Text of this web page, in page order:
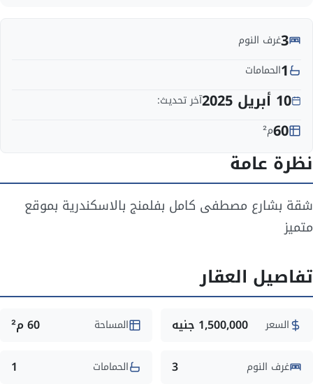
3غرف النوم
1الحمامات
10 أبريل 2025 آخر تحديث:
60م²
نظرة عامة
شقة بشارع مصطفى كامل بفلمنج بالاسكندرية بموقع
متميز
تفاصيل العقار
السعر 1,500,000 جنيه المساحة 60 م²
غرف النوم 3 الحمامات 1